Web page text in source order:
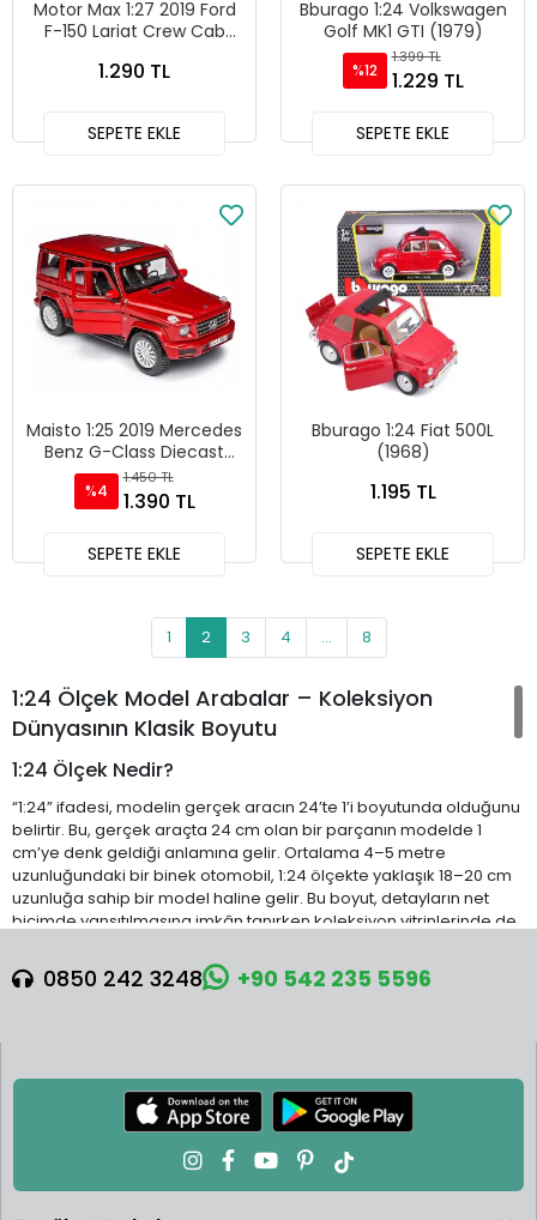
Motor Max 1:27 2019 Ford
F-150 Lariat Crew Cab
Beyaz - 76363
1.290 TL
SEPETE EKLE
Bburago 1:24 Volkswagen
Golf MK1 GTI (1979)
%12
1.399 TL
1.229 TL
SEPETE EKLE
Maisto 1:25 2019 Mercedes
Benz G-Class Diecast
Model Araba Kırmızı- 31531
%4
1.450 TL
1.390 TL
SEPETE EKLE
Bburago 1:24 Fiat 500L
(1968)
1.195 TL
SEPETE EKLE
1 2 3 4 ... 8
1:24 Ölçek Model Arabalar – Koleksiyon
Dünyasının Klasik Boyutu
1:24 Ölçek Nedir?
“1:24” ifadesi, modelin gerçek aracın 24’te 1’i boyutunda olduğunu
belirtir. Bu, gerçek araçta 24 cm olan bir parçanın modelde 1
cm’ye denk geldiği anlamına gelir. Ortalama 4–5 metre
uzunluğundaki bir binek otomobil, 1:24 ölçekte yaklaşık 18–20 cm
uzunluğa sahip bir model haline gelir. Bu boyut, detayların net
biçimde yansıtılmasına imkân tanırken koleksiyon vitrinlerinde de
Koleksiyoncuların Tercihi
gövde ve plastik detayların kombinasyonu hem dayanıklılık hem
de gerçekçi bir görünüm sağlar. Bu özellikleri sayesinde hem
uzun süreli koleksiyon sergilemeleri hem de özenli hediye
0850 242 3248 +90 542 235 5596